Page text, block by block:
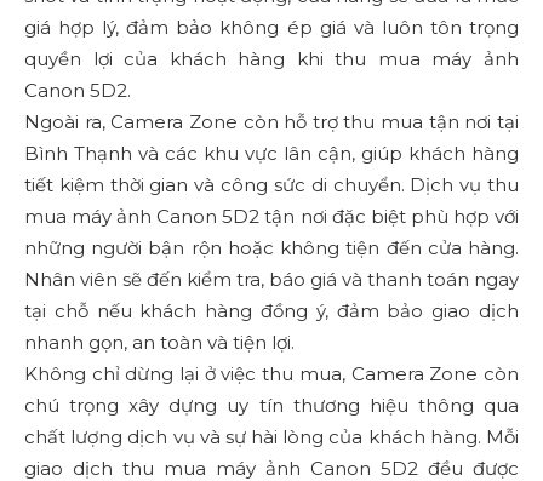
giá hợp lý, đảm bảo không ép giá và luôn tôn trọng
quyền lợi của khách hàng khi thu mua máy ảnh
Canon 5D2.
Ngoài ra, Camera Zone còn hỗ trợ thu mua tận nơi tại
Bình Thạnh và các khu vực lân cận, giúp khách hàng
tiết kiệm thời gian và công sức di chuyển. Dịch vụ thu
mua máy ảnh Canon 5D2 tận nơi đặc biệt phù hợp với
những người bận rộn hoặc không tiện đến cửa hàng.
Nhân viên sẽ đến kiểm tra, báo giá và thanh toán ngay
tại chỗ nếu khách hàng đồng ý, đảm bảo giao dịch
nhanh gọn, an toàn và tiện lợi.
Không chỉ dừng lại ở việc thu mua, Camera Zone còn
chú trọng xây dựng uy tín thương hiệu thông qua
chất lượng dịch vụ và sự hài lòng của khách hàng. Mỗi
giao dịch thu mua máy ảnh Canon 5D2 đều được